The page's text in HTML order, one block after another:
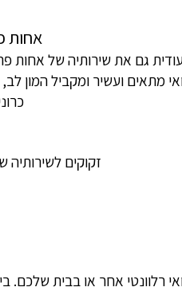
אחות
גם את שירותיה של אחות
מתאים ועשיר ומקביל
זקוקים לשירותיה של
רלוונטי אחר או בבית שלכם.